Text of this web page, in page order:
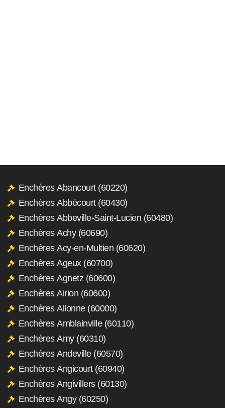
Enchères Abancourt (60220)
Enchères Abbécourt (60430)
Enchères Abbeville-Saint-Lucien (60480)
Enchères Achy (60690)
Enchères Acy-en-Multien (60620)
Enchères Ageux (60700)
Enchères Agnetz (60600)
Enchères Airion (60600)
Enchères Allonne (60000)
Enchères Amblainville (60110)
Enchères Amy (60310)
Enchères Andeville (60570)
Enchères Angicourt (60940)
Enchères Angivillers (60130)
Enchères Angy (60250)